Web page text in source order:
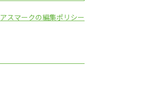
アスマークの編集ポリシー